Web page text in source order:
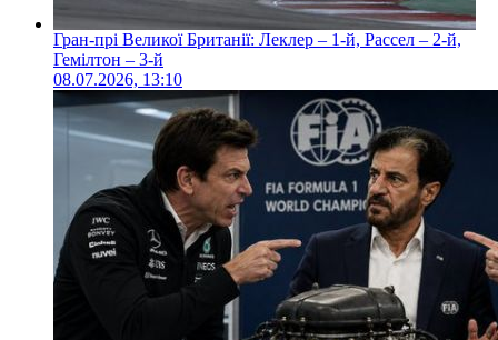
Гран-прі Великої Британії: Леклер – 1-й, Рассел – 2-й,
Гемілтон – 3-й
08.07.2026, 13:10